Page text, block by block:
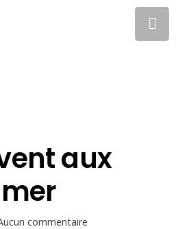
aux
commentaire